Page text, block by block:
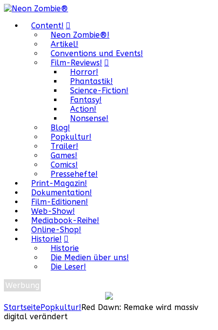
Content!
Neon Zombie®!
Artikel!
Conventions und Events!
Film-Reviews!
Horror!
Phantastik!
Science-Fiction!
Fantasy!
Action!
Nonsense!
Blog!
Popkultur!
Trailer!
Games!
Comics!
Pressehefte!
Print-Magazin!
Dokumentation!
Film-Editionen!
Web-Show!
Mediabook-Reihe!
Online-Shop!
Historie!
Historie
Die Medien über uns!
Die Leser!
Werbung
StartseitePopkultur!Red Dawn: Remake wird massiv
digital verändert